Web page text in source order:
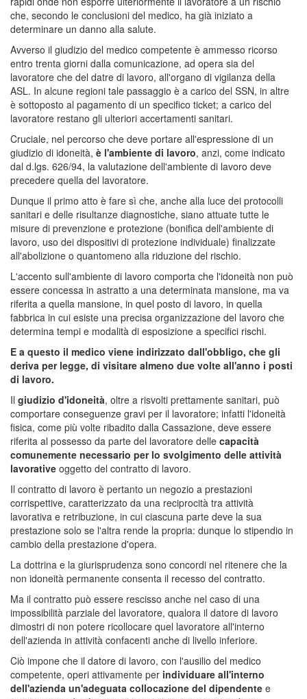
che, secondo le conclusioni del medico, ha già iniziato a
determinare un danno alla salute.
Avverso il giudizio del medico competente è ammesso ricorso
entro trenta giorni dalla comunicazione, ad opera sia del
lavoratore che del datre di lavoro, all'organo di vigilanza della
ASL. In alcune regioni tale passaggio è a carico del SSN, in altre
è sottoposto al pagamento di un specifico ticket; a carico del
lavoratore restano gli ulteriori accertamenti sanitari.
Cruciale, nel percorso che deve portare all'espressione di un
giudizio di idoneità, è l'ambiente di lavoro, anzi, come indicato
dal d.lgs. 626/94, la valutazione dell'ambiente di lavoro deve
precedere quella del lavoratore.
Dunque il primo atto è fare sì che, anche alla luce dei protocolli
sanitari e delle risultanze diagnostiche, siano attuate tutte le
misure di prevenzione e protezione (bonifica dell'ambiente di
lavoro, uso dei dispositivi di protezione individuale) finalizzate
all'abolizione o quantomeno alla riduzione del rischio.
L'accento sull'ambiente di lavoro comporta che l'idoneità non può
essere concessa in astratto a una determinata mansione, ma va
riferita a quella mansione, in quel posto di lavoro, in quella
fabbrica in cui esiste una precisa organizzazione del lavoro che
determina tempi e modalità di esposizione a specifici rischi.
E a questo il medico viene indirizzato dall'obbligo, che gli
deriva per legge, di visitare almeno due volte all'anno i posti
di lavoro.
Il giudizio d'idoneità, oltre a risvolti prettamente sanitari, può
comportare conseguenze gravi per il lavoratore; infatti l'idoneità
fisica, come più volte ribadito dalla Cassazione, deve essere
riferita al possesso da parte del lavoratore delle capacità
comunemente necessario per lo svolgimento delle attività
lavorative oggetto del contratto di lavoro.
Il contratto di lavoro è pertanto un negozio a prestazioni
corrispettive, caratterizzato da una reciprocità tra attività
lavorativa e retribuzione, in cui ciascuna parte deve la sua
prestazione solo se l'altra rende la propria: dunque lo stipendio in
cambio della prestazione d'opera.
La dottrina e la giurisprudenza sono concordi nel ritenere che la
non idoneità permanente consenta il recesso del contratto.
Ma il contratto può essere rescisso anche nel caso di una
impossibilità parziale del lavoratore, qualora il datore di lavoro
dimostri di non potere ricollocare quel lavoratore all'interno
dell'azienda in attività confacenti anche di livello inferiore.
Ciò impone che il datore di lavoro, con l'ausilio del medico
competente, operi attivamente per individuare all'interno
dell'azienda un'adeguata collocazione del dipendente e